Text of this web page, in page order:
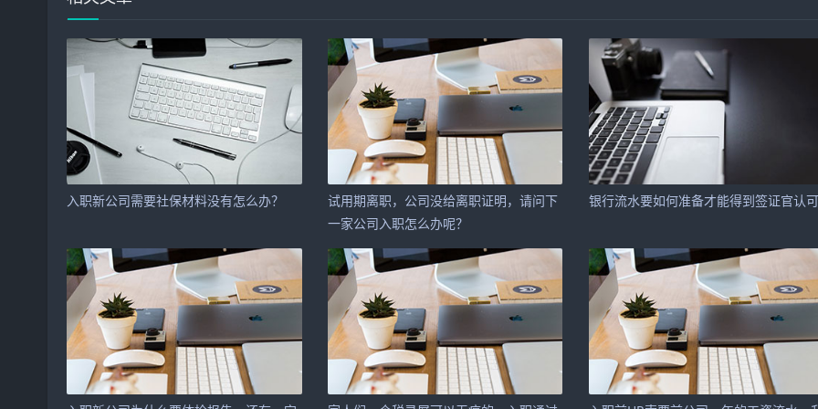
入职新公司需要社保材料没有怎么办？
试用期离职，公司没给离职证明，请问下
一家公司入职怎么办呢？
银行流水要如何准备才能得到签证官认可